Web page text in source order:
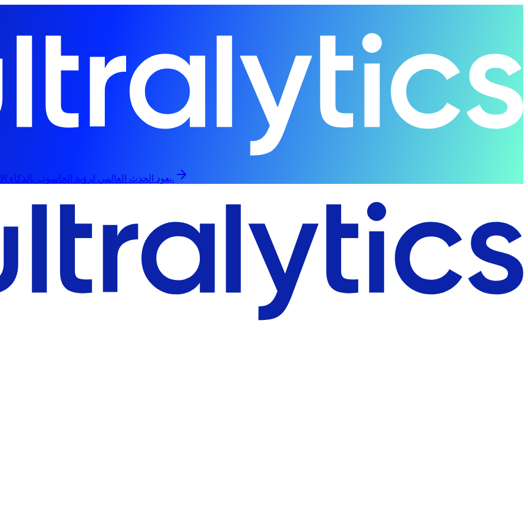
يعود الحدث العالمي لرؤية الحاسوب بالذكاء الاصطناعي في 13 سبتمبر، حضورياً وعبر الإنترنت.